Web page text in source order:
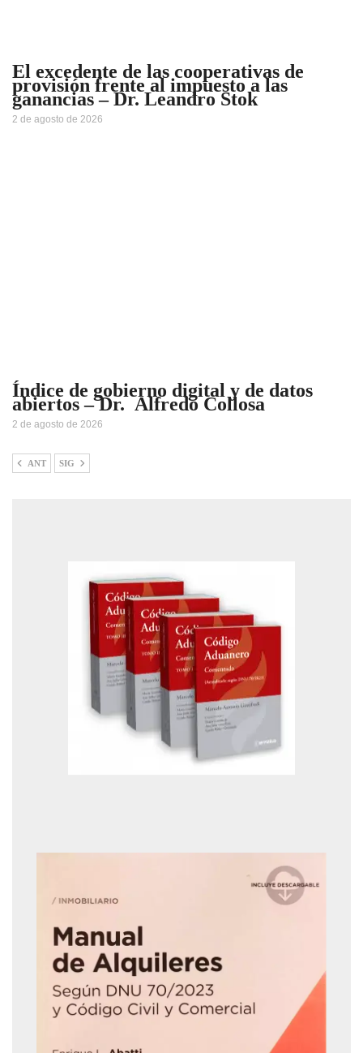
El excedente de las cooperativas de
provisión frente al impuesto a las
ganancias – Dr. Leandro Stok
2 de agosto de 2026
Índice de gobierno digital y de datos
abiertos – Dr. Alfredo Collosa
2 de agosto de 2026
ANT SIG